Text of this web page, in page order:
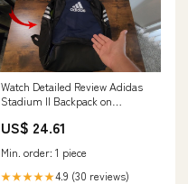
Watch Detailed Review Adidas
Stadium II Backpack on
US$ 24.61
Min. order: 1 piece
★★★★★4.9 (30 reviews)